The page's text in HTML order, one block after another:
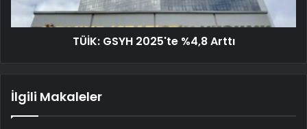
TÜİK: GSYH 2025'te %4,8 Arttı
İlgili Makaleler